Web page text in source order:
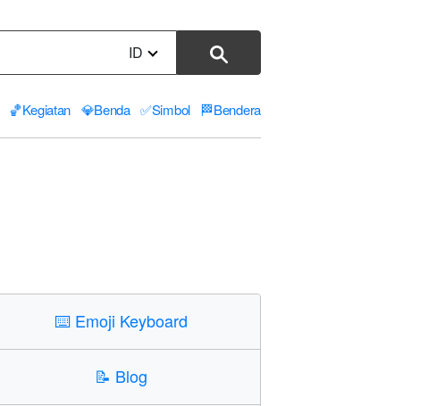
ID
🏀Kegiatan 💎Benda ✅Simbol 🏁Bendera
⌨️ Emoji Keyboard
📝 Blog